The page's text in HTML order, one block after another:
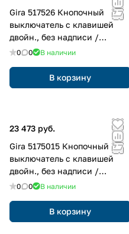
Gira 517526 Кнопочный
выключатель с клавишей
двойн., без надписи /
символы стрелки для Gira
0 0 В наличии
В корзину
23 473 руб.
Gira 5175015 Кнопочный
выключатель с клавишей
двойн., без надписи /
символы стрелки для Gira
0 0 В наличии
В корзину